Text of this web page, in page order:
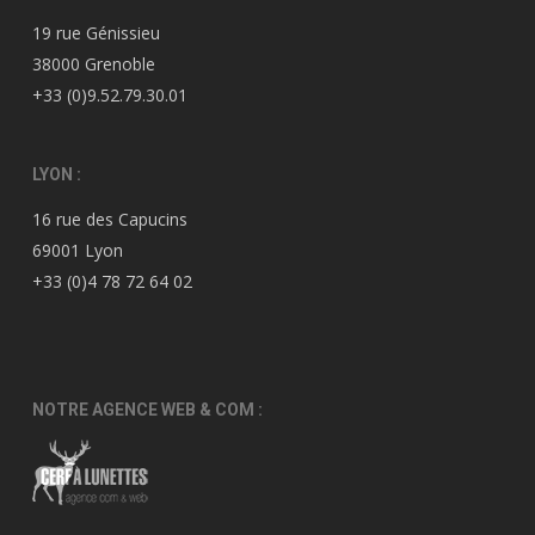
19 rue Génissieu
38000 Grenoble
+33 (0)9.52.79.30.01
LYON :
16 rue des Capucins
69001 Lyon
+33 (0)4 78 72 64 02
NOTRE AGENCE WEB & COM :